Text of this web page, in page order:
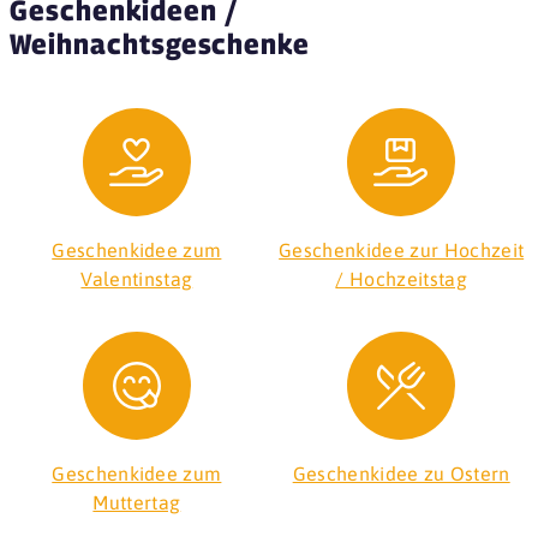
Geschenkideen /
Weihnachtsgeschenke
Geschenkidee zum
Valentinstag
Geschenkidee zur Hochzeit
/ Hochzeitstag
Geschenkidee zum
Muttertag
Geschenkidee zu Ostern